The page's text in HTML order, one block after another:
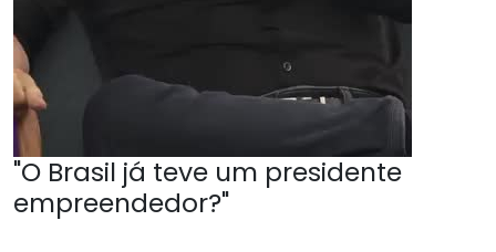
"O Brasil já teve um presidente
empreendedor?"